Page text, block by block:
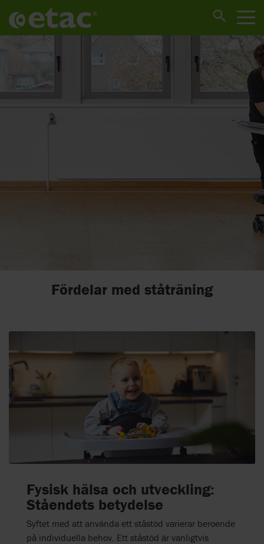
Fördelar med ståträning
Fysisk hälsa och utveckling:
Ståendets betydelse
Syftet med att använda ett ståstöd varierar beroende
på individuella behov. Ett ståstöd är vanligtvis